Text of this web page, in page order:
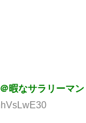
暇なサラリーマン